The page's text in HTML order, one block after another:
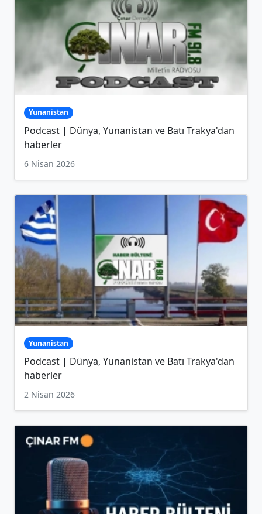
Yunanistan
Podcast | Dünya, Yunanistan ve Batı Trakya'dan
haberler
6 Nisan 2026
Yunanistan
Podcast | Dünya, Yunanistan ve Batı Trakya'dan
haberler
2 Nisan 2026